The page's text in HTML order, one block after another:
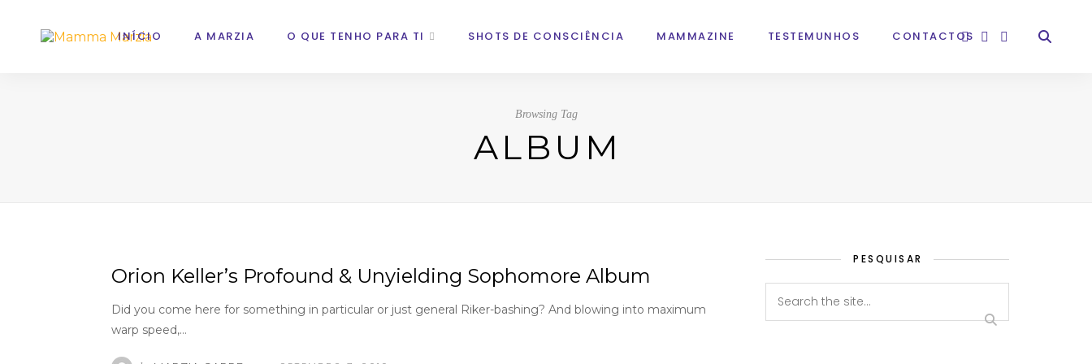
INÍCIO A MARZIA O QUE TENHO PARA TI SHOTS DE CONSCIÊNCIA MAMMAZINE TESTEMUNHOS CONTACTOS
Browsing Tag
ALBUM
Orion Keller’s Profound & Unyielding Sophomore Album
Did you come here for something in particular or just general Riker-bashing? And blowing into maximum
warp speed,…
PESQUISAR